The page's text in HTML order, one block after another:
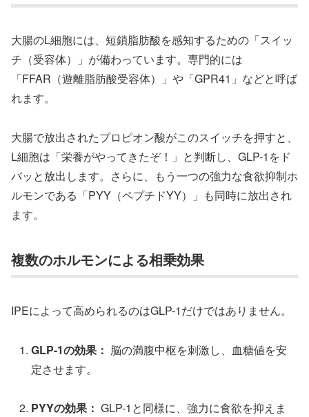
大腸のL細胞には、短鎖脂肪酸を感知するための「スイッ
チ（受容体）」が備わっています。専門的には
「FFAR（遊離脂肪酸受容体）」や「GPR41」などと呼ば
れます。
大腸で放出されたプロピオン酸がこのスイッチを押すと、
L細胞は「栄養がやってきたぞ！」と判断し、GLP-1をド
バッと放出します。さらに、もう一つの強力な食欲抑制ホ
ルモンである「PYY（ペプチドYY）」も同時に放出され
ます。
複数のホルモンによる相乗効果
IPEによって高められるのはGLP-1だけではありません。
GLP-1の効果： 脳の満腹中枢を刺激し、血糖値を安
定させます。
PYYの効果： GLP-1と同様に、強力に食欲を抑えま